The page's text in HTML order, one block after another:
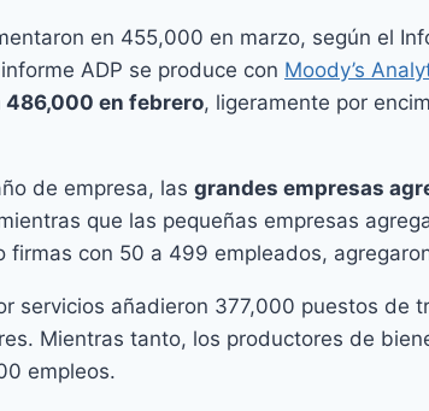
en 455,000 en marzo, según el
ADP se produce con Moody’s
486,000 en febrero, ligeramente por
de empresa, las grandes empresas
que las pequeñas empresas
firmas con 50 a 499 empleados,
servicios añadieron 377,000 puestos de
Mientras tanto, los productores de
empleos.